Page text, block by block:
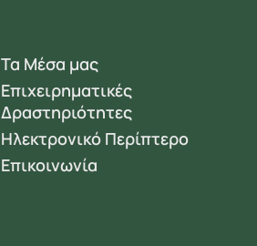
Τα Μέσα μας
Επιχειρηματικές
Δραστηριότητες
Ηλεκτρονικό Περίπτερο
Επικοινωνία